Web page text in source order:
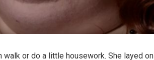
walk or do a little housework. She layed on